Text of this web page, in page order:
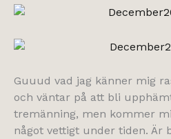
Guuud vad jag känner mig
och väntar på att bli
tremänning, men kommer
något vettigt under tiden. Är